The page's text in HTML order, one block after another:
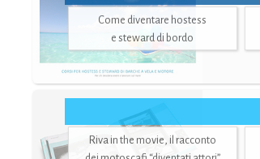
Come diventare hostess
e steward di bordo
Riva in the movie, il racconto